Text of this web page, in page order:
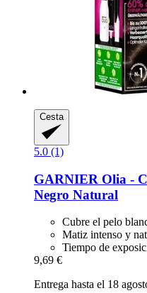
Cesta
5.0 (1)
GARNIER Olia -​
Negro Natural
Cubre el pelo
Matiz intenso y
Tiempo de
9,69 €
Entrega hasta el 18